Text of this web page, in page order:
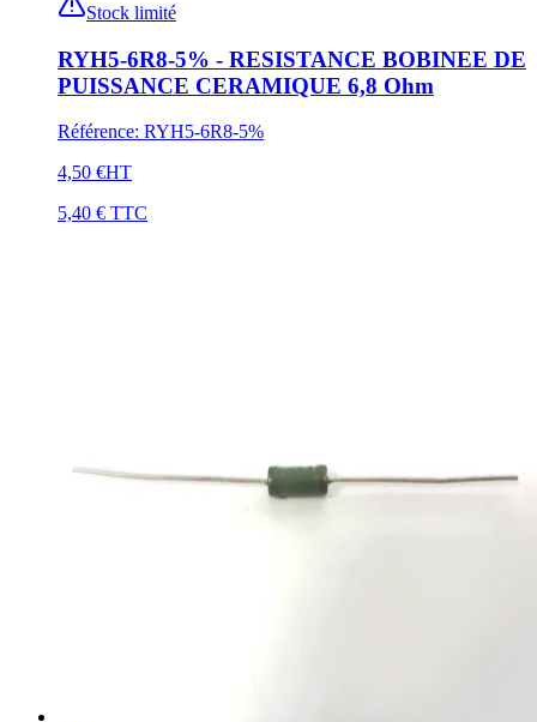
Stock limité
RYH5-6R8-5% - RESISTANCE BOBINEE DE
PUISSANCE CERAMIQUE 6,8 Ohm
Référence: RYH5-6R8-5%
4,50 €HT
5,40 € TTC